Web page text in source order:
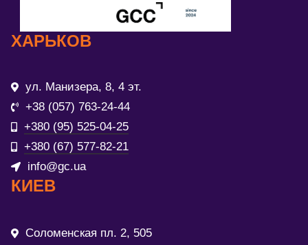
ХАРЬКОВ
ул. Манизера, 8, 4 эт.
+38 (057) 763-24-44
+380 (95) 525-04-25
+380 (67) 577-82-21
info@gc.ua
КИЕВ
Соломенская пл. 2, 505